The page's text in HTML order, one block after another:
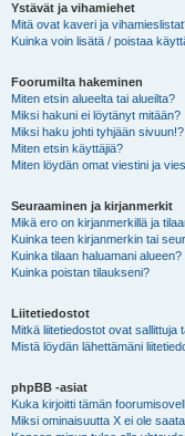
Ystävät ja vihamiehet
Mitä ovat kaveri ja
Kuinka voin lisätä / poistaa
Foorumilta hakeminen
Miten etsin alueelta tai alueilta?
Miksi hakuni ei löytänyt mitään?
Miksi haku johti tyhjään sivuun!?
Miten etsin käyttäjiä?
Miten löydän omat viestini ja
Seuraaminen ja kirjanmerkit
Mikä ero on kirjanmerkillä ja
Kuinka teen kirjanmerkin tai
Kuinka tilaan haluamani alueen?
Kuinka poistan tilaukseni?
Liitetiedostot
Mitkä liitetiedostot ovat sallittuja
Mistä löydän lähettämäni
phpBB -asiat
Kuka kirjoitti tämän
Miksi ominaisuutta X ei ole